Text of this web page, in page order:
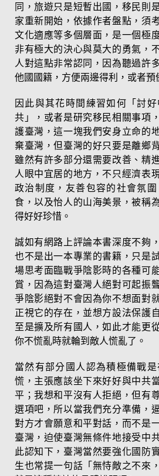
同，旅遊只是短暫出國，移民則
家重新開始，依據作者盤點，須
文化適應等多個層面，是一個極
非有極大的決心與莫大的勇氣，
人對這點非常認同，因為聽過許
他國國籍，方便兩邊得利，或者預
因此與其花時間練習如何「討
共」，或者是研究移民相關事項
護臺灣，這一塊我們安身立命的
棄臺灣，但臺灣的好只要是離鄉
雖然有許多部分還需要改善、精
人眼中宜居的地方，不只經濟表
政治制度，友善包容的社會氛
食，以及怡人的山海美景，被稱
得好好珍惜。
誠如有網路上評論本書深度不夠
也不是出一本專業的書籍，只是
場思考面臨戰爭陰影時的各種可
賞，因為這對臺灣人絕對可起振
爭陰影絕對不會因為你不想面對
正視它的存在，並想方設法保護
至是擴及所有國人，如此才能更
你不慌亂時就輪到敵人慌亂了。
當然有部分國人認為積極備戰
慌，主張應該坐下來好好與中共
平；我想和平沒有人拒絕，但有
選項吧，所以當我們充分準備，
對方才會願意和平對話，而不是
臺灣，迫使臺灣無條件地接受中
此認知下，臺灣當然要強化國防
生也常提一句話「無恃敵之不來